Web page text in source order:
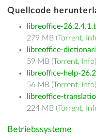
Quellcode
libreoffice-
279 MB (Torrent,
libreoffice-
59 MB (Torrent, Info)
libreoffice-help-
56 MB (Torrent, Info)
libreoffice-
224 MB (Torrent,
Betriebssysteme